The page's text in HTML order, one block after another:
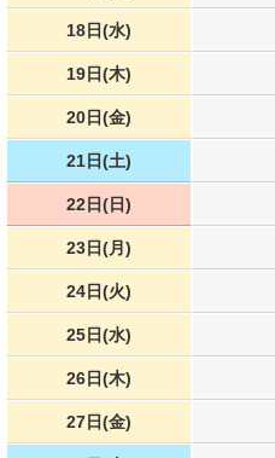
18日(水)
19日(木)
20日(金)
21日(土)
22日(日)
23日(月)
24日(火)
25日(水)
26日(木)
27日(金)